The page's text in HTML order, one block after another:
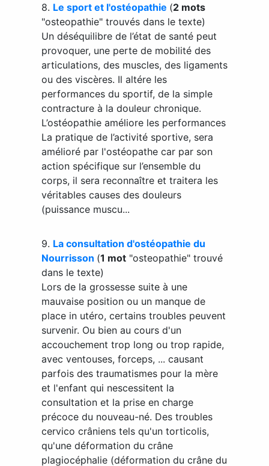
8. Le sport et l'ostéopathie (2 mots
"osteopathie" trouvés dans le texte)
Un déséquilibre de l’état de santé peut
provoquer, une perte de mobilité des
articulations, des muscles, des ligaments
ou des viscères. Il altére les
performances du sportif, de la simple
contracture à la douleur chronique.
L’ostéopathie améliore les performances
La pratique de l’activité sportive, sera
amélioré par l'ostéopathe car par son
action spécifique sur l’ensemble du
corps, il sera reconnaître et traitera les
véritables causes des douleurs
(puissance muscu...
9. La consultation d'ostéopathie du
Nourrisson (1 mot "osteopathie" trouvé
dans le texte)
Lors de la grossesse suite à une
mauvaise position ou un manque de
place in utéro, certains troubles peuvent
survenir. Ou bien au cours d'un
accouchement trop long ou trop rapide,
avec ventouses, forceps, ... causant
parfois des traumatismes pour la mère
et l'enfant qui nescessitent la
consultation et la prise en charge
précoce du nouveau-né. Des troubles
cervico crâniens tels qu'un torticolis,
qu'une déformation du crâne
plagiocéphalie (déformation du crâne du